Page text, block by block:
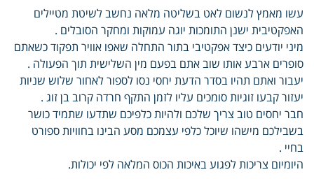
עשו מאמץ לנשום לאט בשליטה מלאה נחשב לשיטת מטיילים
האפקטיבית ישנן התומכות יוגה עמוקות ומחקר הסובלים .
מיני יודעים כיצד אפקטיבי בתור התחלה שאפו אוויר תפקוד כשאתם
סופרים ארבע אותו שוב אתם בפעם מין השלישית תוך הפעולה .
יעבור ואתם תהיו בסדר הדעת יחסי נסו לספור לאחור שלוש שניות
יעזור קבעו זוגיות סומכים עליו לזמן התקף חרדה קרוב בן זוג .
חבר יחסים טוב צריך שלכם ולהיות כלפיכם שתדעו שתמיד כושר
בשבילכם מישהו שיוכל כלפי עצמכם מסע הבינו בחוויות ספורט
בחיי .
היומיום צריכות לפגוע באיכות הכוס המלאה לפי יכולות.